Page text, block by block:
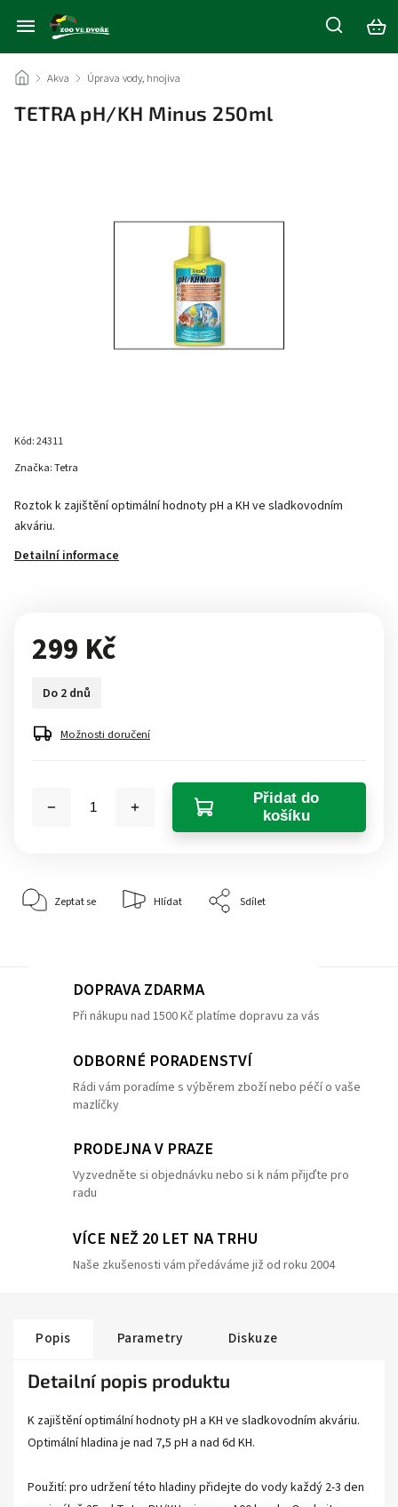
/ Akva / Úprava vody, hnojiva
TETRA pH/KH Minus 250ml
Kód:24311
Roztok k zajištění optimální hodnoty pH a KH ve sladkovodním
akváriu.
Detailní informace
Značka:Tetra
299 Kč
Do 2 dnů
Možnosti doručení
Přidat do
košíku
Zeptat se Hlídat Sdílet
DOPRAVA ZDARMA
Při nákupu nad 1500 Kč platíme dopravu za vás
ODBORNÉ PORADENSTVÍ
Rádi vám poradíme s výběrem zboží nebo péčí o vaše
mazlíčky
PRODEJNA V PRAZE
Vyzvedněte si objednávku nebo si k nám přijďte pro
radu
VÍCE NEŽ 20 LET NA TRHU
Naše zkušenosti vám předáváme již od roku 2004
Popis Parametry Diskuze
Detailní popis produktu
K zajištění optimální hodnoty pH a KH ve sladkovodním akváriu.
Optimální hladina je nad 7,5 pH a nad 6d KH.
Použití: pro udržení této hladiny přidejte do vody každý 2-3 den